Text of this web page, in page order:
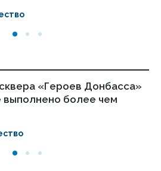
«Героев Донбасса»
выполнено более чем